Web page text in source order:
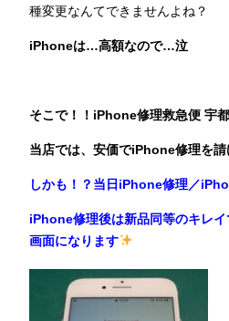
種変更なんてできませんよね？
iPhoneは…高額なので…泣
そこで！！iPhone修理救急便 宇
当店では、安価でiPhone修理を請
しかも！？当日iPhone修理／
iPhone修理後は新品同等のキレ
画面になります